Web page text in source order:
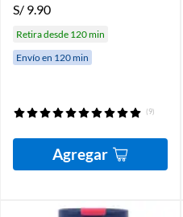
S/ 9.90
Retira desde 120 min
Envío en 120 min
(9)
Agregar